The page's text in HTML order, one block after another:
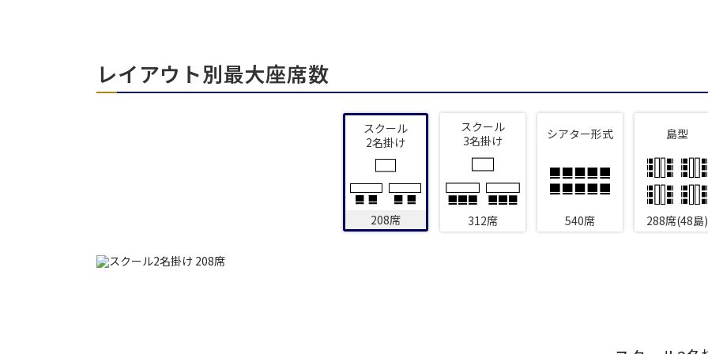
レイアウト別最大座席数
スクール
2名掛け
208席
スクール
3名掛け
312席
シアター形式
540席
島型
288席(48島)
ベルサール西新宿
ベルサール高田馬場
ベルサール秋葉原
飯田橋・九段・半蔵門・神保町エリア
ベルサール半蔵門
ベルサール飯田橋
ベルサール飯田橋ファースト
ベルサール神保町
ベルサール神保町
ベルサール九段
渋谷エリア
ベルサール渋谷ファースト ベルサール渋谷ガ
六本木・虎ノ門エリア
ベルサール虎ノ門
泉ガーデンギャラ
汐留・御成門・芝公園エリア